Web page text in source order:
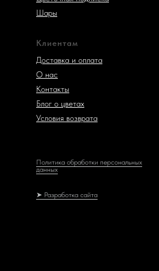
Шары
Клиентам
Доставка и оплата
О нас
Контакты
Блог о цветах
Условия возврата
Политика обработки персональных
данных
➤ Разработка сайта